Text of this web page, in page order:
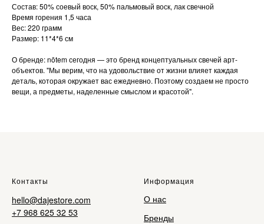
Состав: 50% соевый воск, 50% пальмовый воск, лак свечной
Время горения 1,5 часа
Вес: 220 грамм
Размер: 11*4*6 см
О бренде: nōtem сегодня — это бренд концептуальных свечей арт-
объектов. "Мы верим, что на удовольствие от жизни влияет каждая
деталь, которая окружает вас ежедневно. Поэтому создаем не просто
вещи, а предметы, наделенные смыслом и красотой".
Контакты
hello@dajestore.com
+7 968 625 32 53
Информация
О нас
Бренды